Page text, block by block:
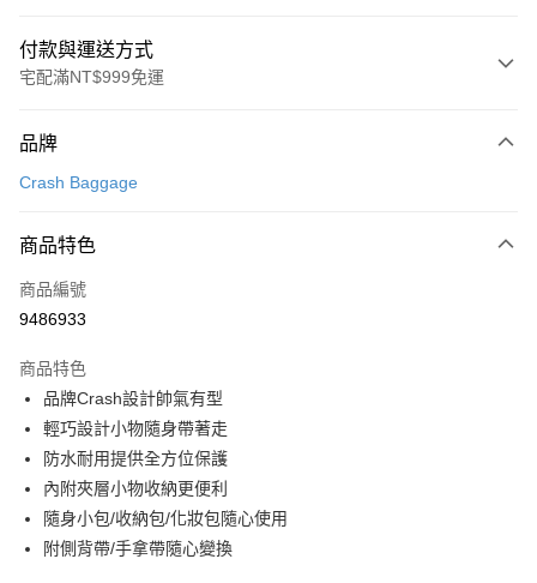
付款與運送方式
宅配滿NT$999免運
信用卡一次付款
3 期 0 利率 每期
合作金庫商業銀行
上海商業儲蓄銀行
臺灣中小企業銀行
匯豐（台灣）商業銀行
聯邦商業銀行
元大商業銀行
玉山商業銀行
台灣樂天信用卡公司
合作金庫商業銀行
上海商業儲蓄銀行
國泰世華商業銀行
匯豐（台灣）商業銀行
聯邦商業銀行
元大商業銀行
玉山商業銀行
台新國際商業銀行
即享券
LINE Pay
Apple Pay
街口支付
Google Pay
ATM付款
品牌
Crash Baggage
商品特色
商品編號
9486933
商品特色
品牌Crash設計帥氣有型
輕巧設計小物隨身帶著走
防水耐用提供全方位保護
內附夾層小物收納更便利
隨身小包/收納包/化妝包隨心使用
附側背帶/手拿帶隨心變換